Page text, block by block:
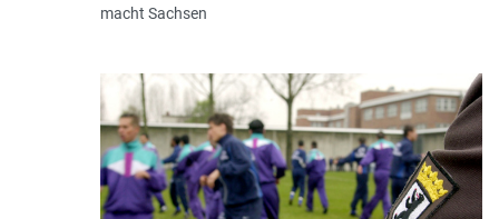
macht Sachsen